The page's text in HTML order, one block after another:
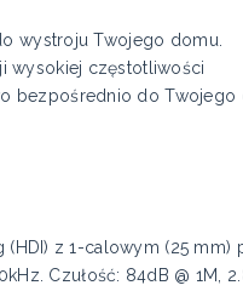
wystroju Twojego domu.
wysokiej częstotliwości
bezpośrednio do Twojego
(HDI) z 1-calowym (25
Czułość: 84dB @ 1M,